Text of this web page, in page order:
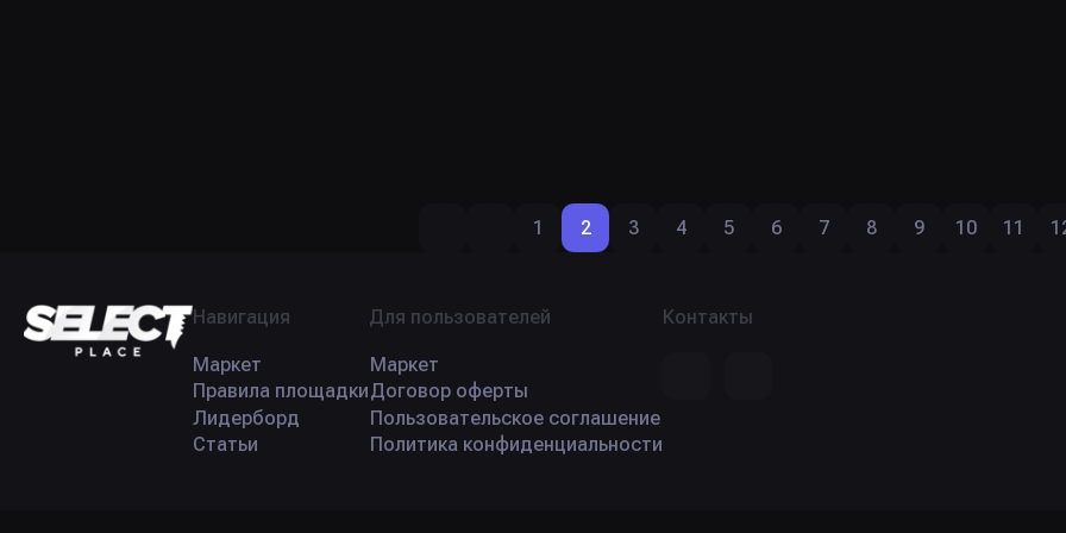
1 2 3 4 5 6 7 8 9 10 11
Навигация
Маркет
Правила площадки
Лидерборд
Статьи
Для пользователей
Маркет
Договор оферты
Пользовательское соглашение
Политика конфиденциальности
Контакты